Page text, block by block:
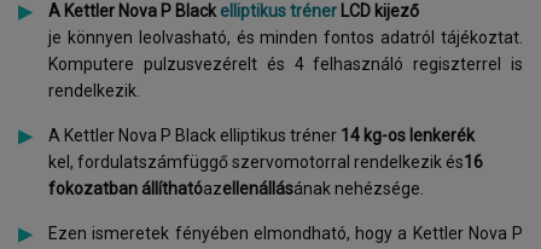
A Kettler Nova P Blackelliptikus tréner LCD kijező
je könnyen leolvasható, és minden fontos adatról tájékoztat.
Komputere pulzusvezérelt és 4 felhasználó regiszterrel is
rendelkezik.
A Kettler Nova P Black elliptikus tréner 14 kg-os lenkerék
kel, fordulatszámfüggő szervomotorral rendelkezik és16
fokozatban állíthatóazellenállásának nehézsége.
Ezen ismeretek fényében elmondható, hogy a Kettler Nova P